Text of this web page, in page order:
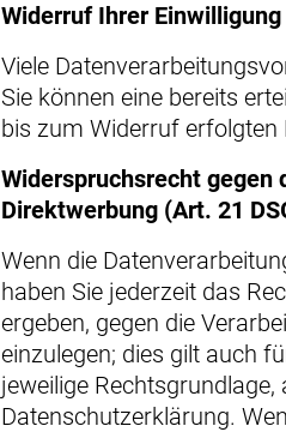
Widerruf Ihrer
Viele
Sie können eine bereits
bis zum Widerruf
Widerspruchsrecht gegen
Direktwerbung (Art. 21
Wenn die
haben Sie jederzeit das
ergeben, gegen die
einzulegen; dies gilt auch
jeweilige
Datenschutzerklärung.